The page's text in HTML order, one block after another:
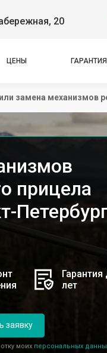
20
ЦЕНЫ ГАРАНТИЯ
замена механизмов
прицела
Гарантия
лет
заявку
моих персональных